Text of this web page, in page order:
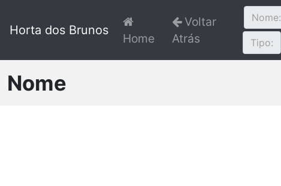
Horta dos Brunos
Home
Voltar
Atrás
Nome:
Tipo:
Nome